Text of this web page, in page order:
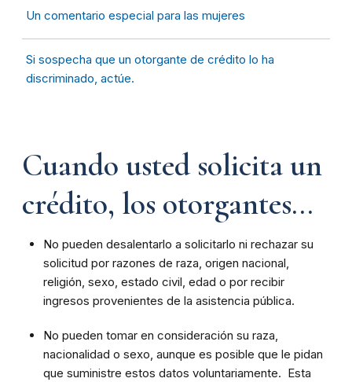
Un comentario especial para las mujeres
Si sospecha que un otorgante de crédito lo ha
discriminado, actúe.
Cuando usted solicita un
crédito, los otorgantes...
No pueden desalentarlo a solicitarlo ni rechazar su
solicitud por razones de raza, origen nacional,
religión, sexo, estado civil, edad o por recibir
ingresos provenientes de la asistencia pública.
No pueden tomar en consideración su raza,
nacionalidad o sexo, aunque es posible que le pidan
que suministre estos datos voluntariamente. Esta